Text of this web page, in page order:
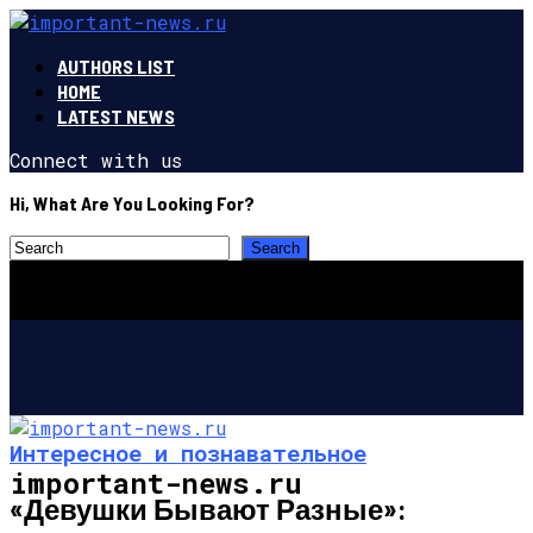
AUTHORS LIST
HOME
LATEST NEWS
Connect with us
Hi, What Are You Looking For?
important-news.ru
Интересное и познавательное
«Девушки Бывают Разные»: